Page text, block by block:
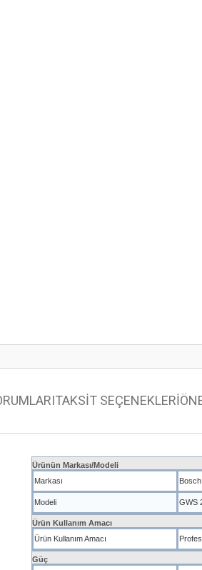
TAKSİT SEÇENEKLERİ
Ürünün Markası/Modeli
Markası
Bosch
Modeli GWS
Ürün Kullanım Amacı
Ürün Kullanım Amacı
Güç